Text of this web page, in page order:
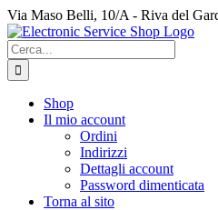
Salta
al
contenuto
Via Maso Belli, 10/A - Riva del
Cerca
per:
Shop
Il mio account
Ordini
Indirizzi
Dettagli account
Password dimenticata
Torna al sito